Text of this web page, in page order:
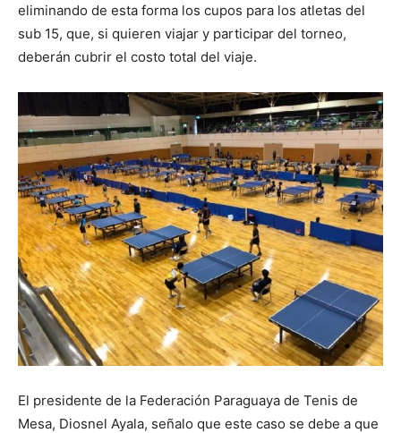
eliminando de esta forma los cupos para los atletas del
sub 15, que, si quieren viajar y participar del torneo,
deberán cubrir el costo total del viaje.
El presidente de la Federación Paraguaya de Tenis de
Mesa, Diosnel Ayala, señalo que este caso se debe a que